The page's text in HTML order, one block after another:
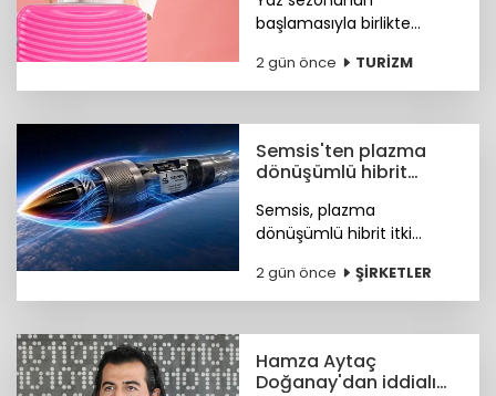
başlamasıyla birlikte
hareketlilik, siber suçlular
için finansal kazanç odaklı
nasıl korunacağız?
2 gün önce TURİZM
Semsis'ten plazma
dönüşümlü hibrit
Semsis, plazma
dönüşümlü hibrit itki
teknik ayrıntıları duyurdu.
2 gün önce ŞİRKETLER
Hamza Aytaç
Doğanay'dan iddialı